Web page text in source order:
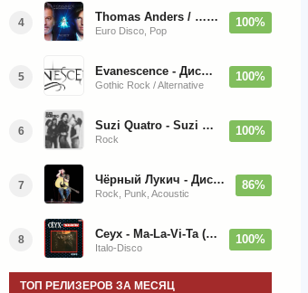
4 Thomas Anders / … Sings Modern Talking: The Best hi-res
Euro Disco, Pop
100%
5 Evanescence - Дискография (1998-2026)
Gothic Rock / Alternative
100%
6 Suzi Quatro - Suzi Quatro (Bonus Tracks, Remaster) 1973/2022
Rock
100%
7 Чёрный Лукич - Дискография (1987-2014)
Rock, Punk, Acoustic
86%
8 Ceyx - Ma-La-Vi-Ta (12'' Maxi-Single)
Italo-Disco
100%
ТОП РЕЛИЗЕРОВ ЗА МЕСЯЦ